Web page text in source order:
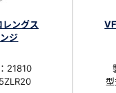
ングス
ジ
21810